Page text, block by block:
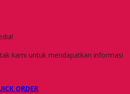
kami untuk mendapatkan informasi
ORDER